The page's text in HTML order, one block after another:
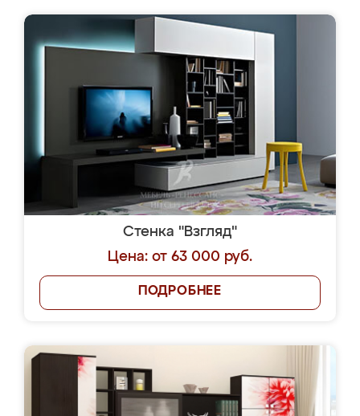
Стенка "Взгляд"
Цена: от 63 000 руб.
ПОДРОБНЕЕ